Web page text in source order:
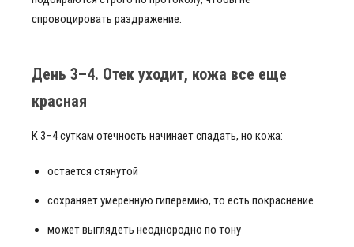
спровоцировать раздражение.
День 3–4. Отек уходит, кожа все еще
красная
К 3–4 суткам отечность начинает спадать, но кожа:
остается стянутой
сохраняет умеренную гиперемию, то есть покраснение
может выглядеть неоднородно по тону